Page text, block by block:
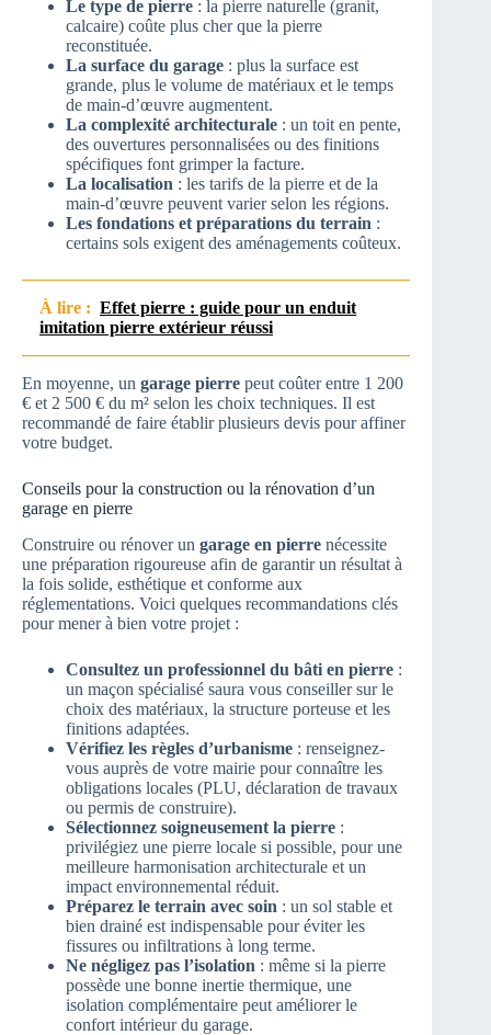
Le type de pierre : la pierre naturelle (granit,
calcaire) coûte plus cher que la pierre
reconstituée.
La surface du garage : plus la surface est
grande, plus le volume de matériaux et le temps
de main-d’œuvre augmentent.
La complexité architecturale : un toit en pente,
des ouvertures personnalisées ou des finitions
spécifiques font grimper la facture.
La localisation : les tarifs de la pierre et de la
main-d’œuvre peuvent varier selon les régions.
Les fondations et préparations du terrain :
certains sols exigent des aménagements coûteux.
À lire : Effet pierre : guide pour un enduit
imitation pierre extérieur réussi
En moyenne, un garage pierre peut coûter entre 1 200
€ et 2 500 € du m² selon les choix techniques. Il est
recommandé de faire établir plusieurs devis pour affiner
votre budget.
Conseils pour la construction ou la rénovation d’un
garage en pierre
Construire ou rénover un garage en pierre nécessite
une préparation rigoureuse afin de garantir un résultat à
la fois solide, esthétique et conforme aux
réglementations. Voici quelques recommandations clés
pour mener à bien votre projet :
Consultez un professionnel du bâti en pierre :
un maçon spécialisé saura vous conseiller sur le
choix des matériaux, la structure porteuse et les
finitions adaptées.
Vérifiez les règles d’urbanisme : renseignez-
vous auprès de votre mairie pour connaître les
obligations locales (PLU, déclaration de travaux
ou permis de construire).
Sélectionnez soigneusement la pierre :
privilégiez une pierre locale si possible, pour une
meilleure harmonisation architecturale et un
impact environnemental réduit.
Préparez le terrain avec soin : un sol stable et
bien drainé est indispensable pour éviter les
fissures ou infiltrations à long terme.
Ne négligez pas l’isolation : même si la pierre
possède une bonne inertie thermique, une
isolation complémentaire peut améliorer le
confort intérieur du garage.